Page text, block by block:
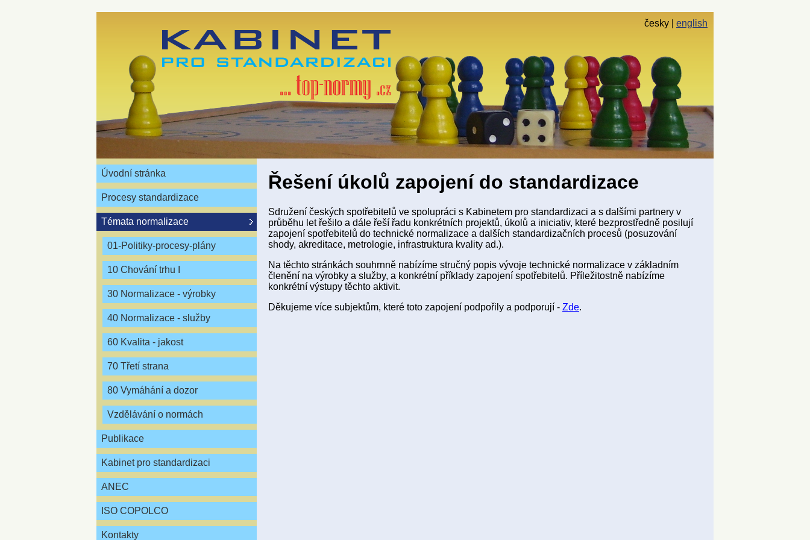
česky english
Úvodní stránka
Procesy standardizace
Témata normalizace
01-Politiky-procesy-plány
10 Chování trhu I
30 Normalizace - výrobky
40 Normalizace - služby
60 Kvalita - jakost
70 Třetí strana
80 Vymáhání a dozor
Vzdělávání o normách
Publikace
Kabinet pro standardizaci
ANEC
ISO COPOLCO
Kontakty
Řešení úkolů zapojení do standardizace
Sdružení českých spotřebitelů ve spolupráci s Kabinetem pro standardizaci a s dalšími partnery v
průběhu let řešilo a dále řeší řadu konkrétních projektů, úkolů a iniciativ, které bezprostředně posilují
zapojení spotřebitelů do technické normalizace a dalších standardizačních procesů (posuzování
shody, akreditace, metrologie, infrastruktura kvality ad.).
Na těchto stránkách souhrnně nabízíme stručný popis vývoje technické normalizace v základním
členění na výrobky a služby, a konkrétní příklady zapojení spotřebitelů. Příležitostně nabízíme
konkrétní výstupy těchto aktivit.
Děkujeme více subjektům, které toto zapojení podpořily a podporují - Zde.